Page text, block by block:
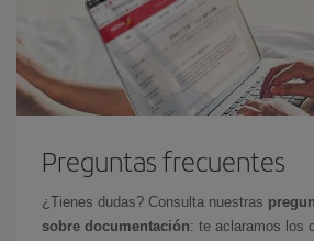
Preguntas frecuentes
¿Tienes dudas? Consulta nuestras
sobre documentación: te aclaramos los